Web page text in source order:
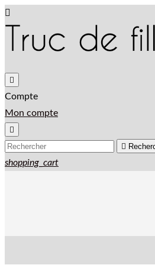

Compte
Mon compte


shopping_cart